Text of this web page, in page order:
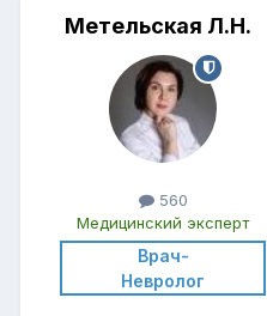
Метельская Л.Н.
560
Медицинский эксперт
Врач-
Невролог